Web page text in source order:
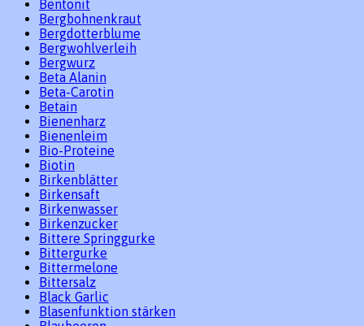
Bentonit
Bergbohnenkraut
Bergdotterblume
Bergwohlverleih
Bergwurz
Beta Alanin
Beta-Carotin
Betain
Bienenharz
Bienenleim
Bio-Proteine
Biotin
Birkenblätter
Birkensaft
Birkenwasser
Birkenzucker
Bittere Springgurke
Bittergurke
Bittermelone
Bittersalz
Black Garlic
Blasenfunktion stärken